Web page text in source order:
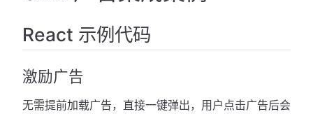
React 示例代码
激励广告
无需提前加载广告，直接一键弹出，用户点击广告后会